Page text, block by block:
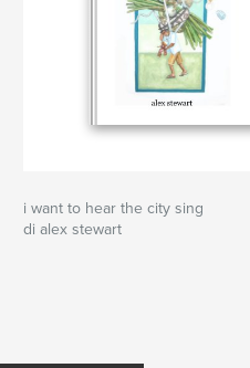
i want to hear the city sing
di alex stewart